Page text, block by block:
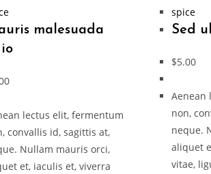
malesuada
lectus elit, fermentum
convallis id, sagittis at,
Nullam mauris orci,
et, iaculis et, viverra
spice
Sed
$5.00
Aenean
non,
neque.
aliquet
vitae,